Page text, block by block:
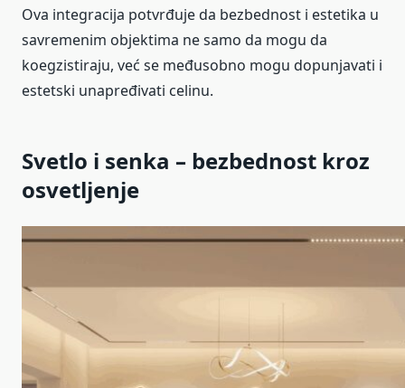
Ova integracija potvrđuje da bezbednost i estetika u
savremenim objektima ne samo da mogu da
koegzistiraju, već se međusobno mogu dopunjavati i
estetski unapređivati celinu.
Svetlo i senka – bezbednost kroz
osvetljenje